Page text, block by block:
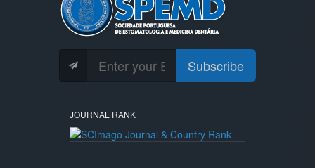
Subscribe
JOURNAL RANK